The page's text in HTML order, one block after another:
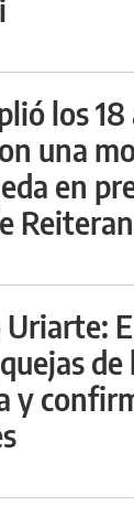
los
una
en
de
y